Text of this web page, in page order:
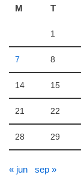
M
T
1
7 8
14 15
21 22
28 29
« jun sep »